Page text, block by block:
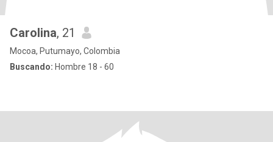
Carolina, 21
Mocoa, Putumayo, Colombia
Buscando: Hombre 18 - 60